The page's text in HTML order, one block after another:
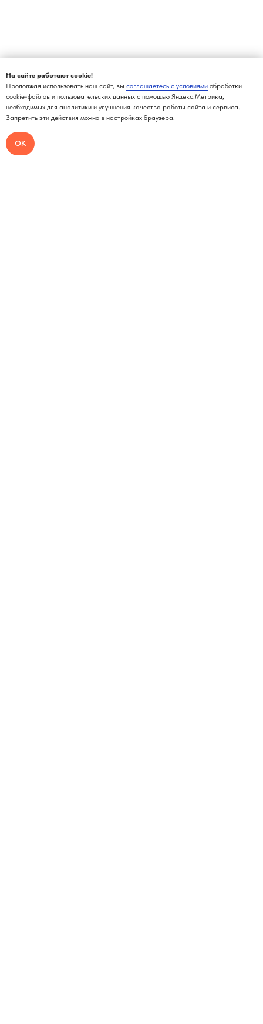
На сайте работают cookie!
Продолжая использовать наш сайт, вы соглашаетесь с условиями обработки
cookie-файлов и пользовательских данных с помощью Яндекс.Метрика,
необходимых для аналитики и улучшения качества работы сайта и сервиса.
Запретить эти действия можно в настройках браузера.
ОК